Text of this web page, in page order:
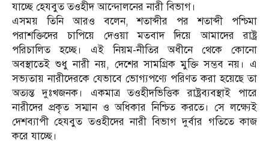
যাচ্ছে হেযবুত তওহীদ আন্দোলনের নারী বিভাগ।
এসময় তিনি আরও বলেন, শতাব্দীর পর শতাব্দী পশ্চিমা
পরাশক্তিদের চাপিয়ে দেওয়া মতবাদ দিয়ে আমাদের রাষ্ট্র
পরিচালিত হচ্ছে। এই নিয়ম-নীতির অধীনে থেকে কোনো
অবস্থাতেই শুধু নারী নয়, দেশের সামগ্রিক মুক্তি সম্ভব নয়। এ
সভ্যতায় নারীদেরকে যেভাবে ভোগ্যপণ্যে পরিণত করা হয়েছে তা
অত্যন্ত দুঃখজনক। একমাত্র তওহীদভিত্তিক রাষ্ট্রব্যবস্থাই পারে
নারীদের প্রকৃত সম্মান ও অধিকার নিশ্চিত করতে। সে লক্ষ্যেই
দেশব্যাপী হেযবুত তওহীদের নারী বিভাগ দুর্বার গতিতে কাজ
করে যাচ্ছে।